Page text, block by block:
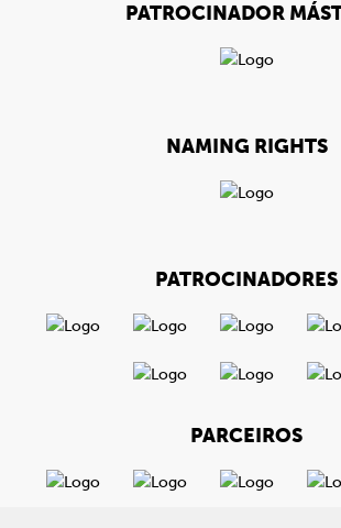
PATROCINADOR
NAMING RIGHTS
PATROCINADORES
PARCEIROS